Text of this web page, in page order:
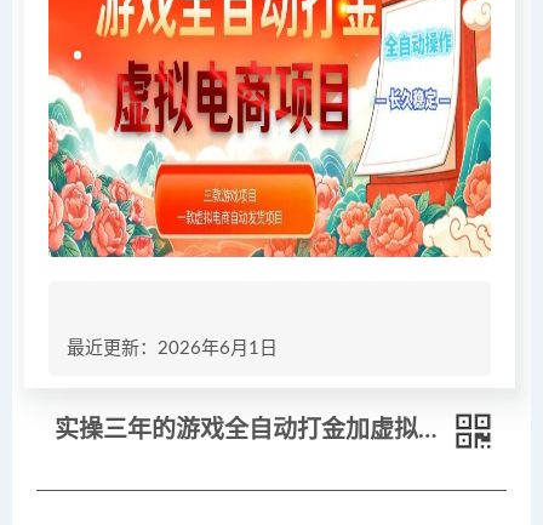
最近更新：2026年6月1日
实操三年的游戏全自动打金加虚拟电商项目，日入1000+，长久稳定！